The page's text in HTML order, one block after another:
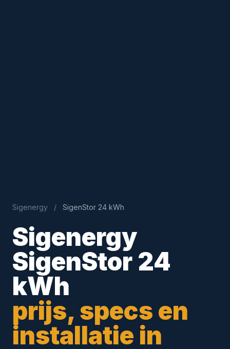
Sigenergy / SigenStor 24 kWh
Sigenergy
SigenStor 24
kWh
prijs, specs en
installatie in